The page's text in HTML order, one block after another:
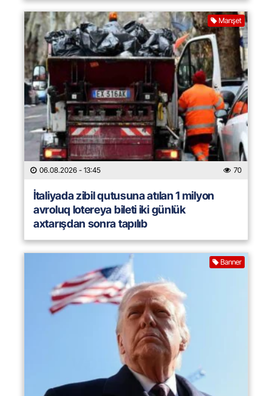
Manşet
06.08.2026 - 13:45 70
İtaliyada zibil qutusuna atılan 1 milyon
avroluq lotereya bileti iki günlük
axtarışdan sonra tapılıb
Banner